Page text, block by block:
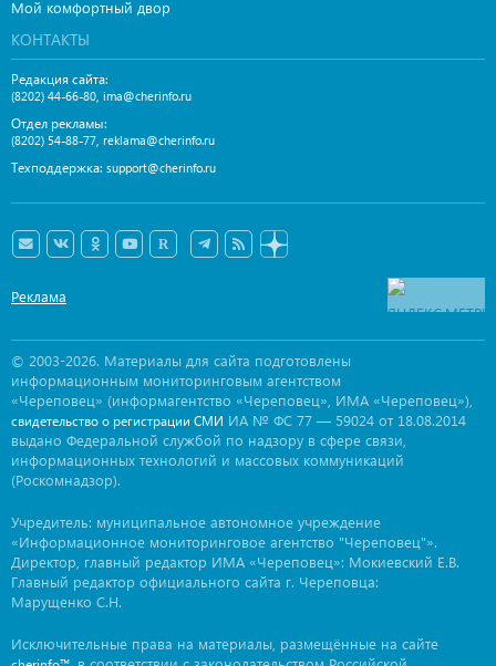
Мой комфортный двор
КОНТАКТЫ
Редакция сайта:
(8202) 44-66-80 ima@cherinfo.ru
Отдел рекламы:
(8202) 54-88-77 reklama@cherinfo.ru
Техподдержка: support@cherinfo.ru
Реклама
© 2003-2026. Материалы для сайта подготовлены
информационным мониторинговым агентством
«Череповец» (информагентство «Череповец», ИМА «Череповец»),
свидетельство о регистрации СМИ ИА № ФС 77 — 59024 от 18.08.2014
выдано Федеральной службой по надзору в сфере связи,
информационных технологий и массовых коммуникаций
(Роскомнадзор).
Учредитель: муниципальное автономное учреждение
«Информационное мониторинговое агентство "Череповец"».
Директор, главный редактор ИМА «Череповец»: Мокиевский Е.В.
Главный редактор официального сайта г. Череповца:
Марущенко С.Н.
Исключительные права на материалы, размещённые на сайте